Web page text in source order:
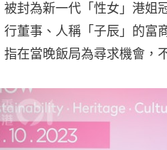
被封為新一代「性女」港姐
行董事、人稱「子辰」的富
指在當晚飯局為尋求機會，